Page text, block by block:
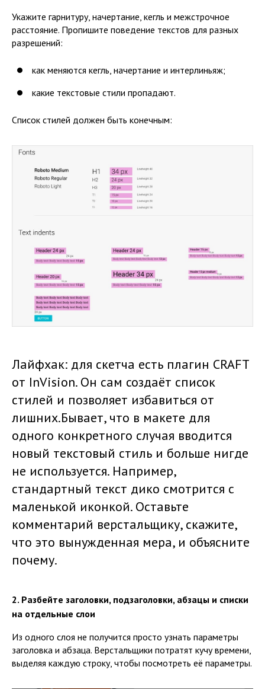
Укажите гарнитуру, начертание, кегль и межстрочное
расстояние. Пропишите поведение текстов для разных
разрешений:
как меняются кегль, начертание и интерлиньяж;
какие текстовые стили пропадают.
Список стилей должен быть конечным:
Лайфхак: для скетча есть плагин CRAFT
от InVision. Он сам создаёт список
стилей и позволяет избавиться от
лишних.Бывает, что в макете для
одного конкретного случая вводится
новый текстовый стиль и больше нигде
не используется. Например,
стандартный текст дико смотрится с
маленькой иконкой. Оставьте
комментарий верстальщику, скажите,
что это вынужденная мера, и объясните
почему.
2. Разбейте заголовки, подзаголовки, абзацы и списки
на отдельные слои
Из одного слоя не получится просто узнать параметры
заголовка и абзаца. Верстальщики потратят кучу времени,
выделяя каждую строку, чтобы посмотреть её параметры.